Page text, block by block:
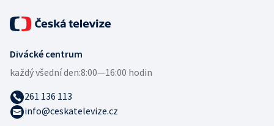
Divácké centrum
každý všední den:8:00—16:00 hodin
261 136 113
info@ceskatelevize.cz